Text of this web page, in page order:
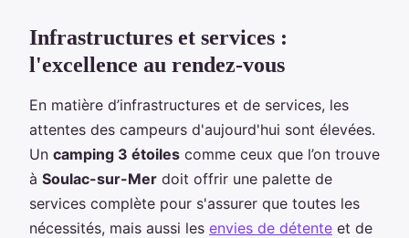
Infrastructures et services :
l'excellence au rendez-vous
En matière d’infrastructures et de services, les
attentes des campeurs d'aujourd'hui sont élevées.
Un camping 3 étoiles comme ceux que l’on trouve
à Soulac-sur-Mer doit offrir une palette de
services complète pour s'assurer que toutes les
nécessités, mais aussi les envies de détente et de